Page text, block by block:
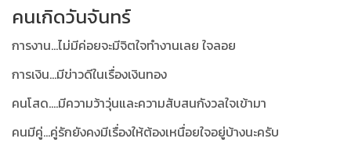
คนเกิดวันจันทร์
การงาน...ไม่มีค่อยจะมีจิตใจทำงานเลย ใจลอย
การเงิน...มีข่าวดีในเรื่องเงินทอง
คนโสด....มีความว้าวุ่นและความสับสนกังวลใจเข้ามา
คนมีคู่...คู่รักยังคงมีเรื่องให้ต้องเหนื่อยใจอยู่บ้างนะครับ